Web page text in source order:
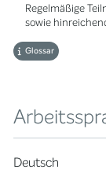
Regelmäßige
sowie
Glossar
Deutsch